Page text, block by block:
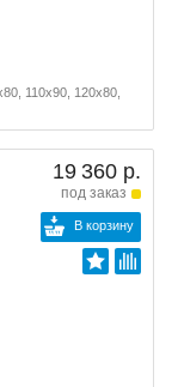
110x90, 120x80,
19 360 р.
под заказ
В корзину